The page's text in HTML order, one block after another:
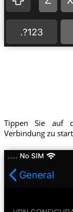
Tippen Sie auf
Verbindung zu